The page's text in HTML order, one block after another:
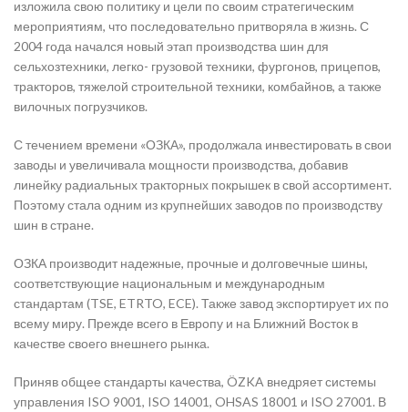
изложила свою политику и цели по своим стратегическим
мероприятиям, что последовательно притворяла в жизнь. С
2004 года начался новый этап производства шин для
сельхозтехники, легко- грузовой техники, фургонов, прицепов,
тракторов, тяжелой строительной техники, комбайнов, а также
вилочных погрузчиков.
С течением времени «ОЗКА», продолжала инвестировать в свои
заводы и увеличивала мощности производства, добавив
линейку радиальных тракторных покрышек в свой ассортимент.
Поэтому стала одним из крупнейших заводов по производству
шин в стране.
ОЗКА производит надежные, прочные и долговечные шины,
соответствующие национальным и международным
стандартам (TSE, ETRTO, ECE). Также завод экспортирует их по
всему миру. Прежде всего в Европу и на Ближний Восток в
качестве своего внешнего рынка.
Приняв общее стандарты качества, ÖZKA внедряет системы
управления ISO 9001, ISO 14001, OHSAS 18001 и ISO 27001. В